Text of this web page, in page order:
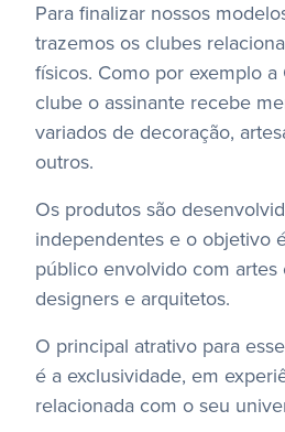
Para finalizar nossos
trazemos os clubes
físicos. Como por exemplo a
clube o assinante recebe
variados de decoração,
outros.
Os produtos são
independentes e o objetivo
público envolvido com
designers e arquitetos.
O principal atrativo para
é a exclusividade, em
relacionada com o seu